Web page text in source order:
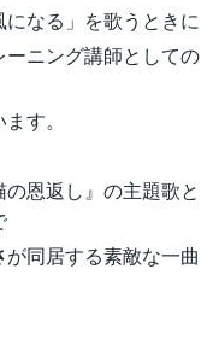
なる」を歌うときに
ニング講師としての
す。
恩返し』の主題歌と
が同居する素敵な一曲